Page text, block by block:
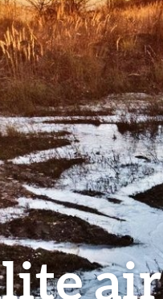
air